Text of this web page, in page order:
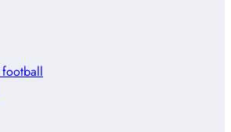
football